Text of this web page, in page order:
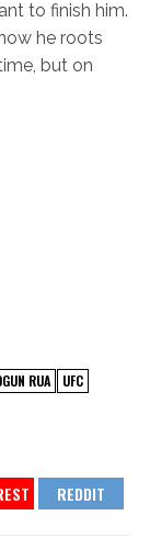
to finish him.
he roots
but on
RUA UFC